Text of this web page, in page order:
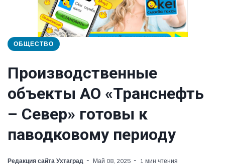
ОБЩЕСТВО
Производственные
объекты АО «Транснефть
– Север» готовы к
паводковому периоду
Редакция сайта Ухтаград Май 08, 2025 1 мин чтения